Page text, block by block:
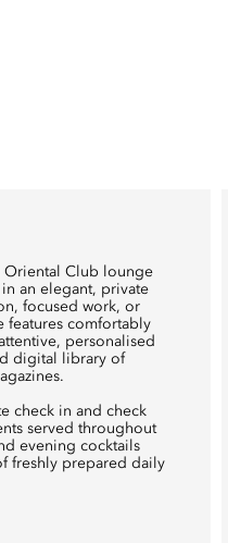
Oriental Club lounge
an elegant, private
focused work, or
features comfortably
personalised
digital library of
check in and check
served throughout
evening cocktails
freshly prepared daily